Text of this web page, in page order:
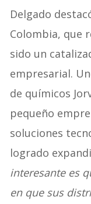
Delgado
Colombia, que
sido un
empresarial.
de químicos
pequeño
soluciones
logrado
interesante es
en que sus